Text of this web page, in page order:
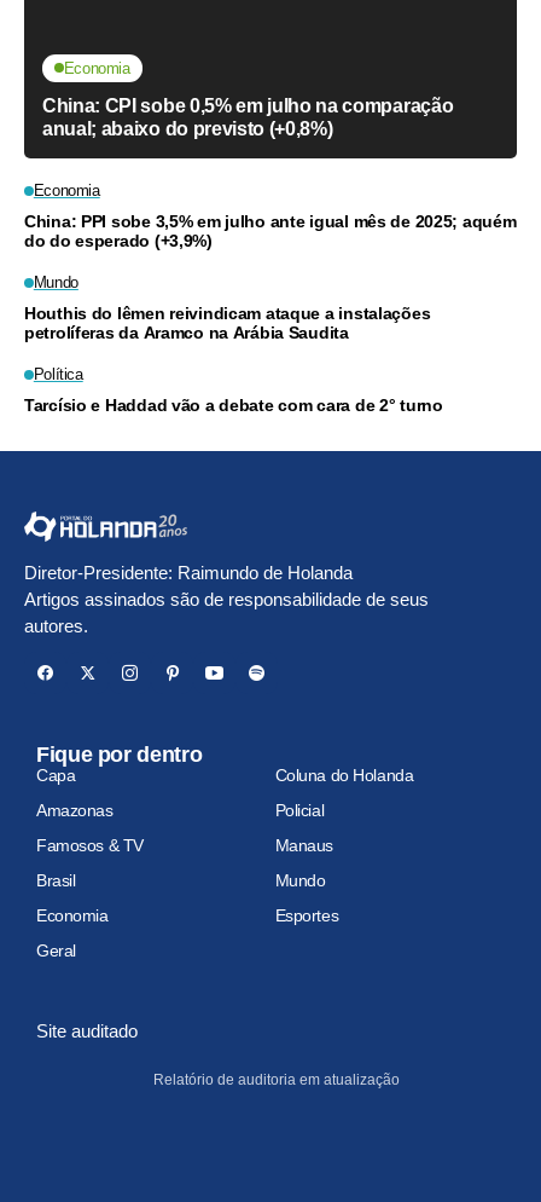
Economia
China: CPI sobe 0,5% em julho na comparação
anual; abaixo do previsto (+0,8%)
Economia
China: PPI sobe 3,5% em julho ante igual mês de 2025; aquém
do do esperado (+3,9%)
Mundo
Houthis do Iêmen reivindicam ataque a instalações
petrolíferas da Aramco na Arábia Saudita
Política
Tarcísio e Haddad vão a debate com cara de 2° turno
Diretor-Presidente: Raimundo de Holanda
Artigos assinados são de responsabilidade de seus
autores.
Fique por dentro
Capa
Coluna do Holanda
Amazonas
Policial
Famosos & TV
Manaus
Brasil
Mundo
Economia
Esportes
Geral
Site auditado
Relatório de auditoria em atualização